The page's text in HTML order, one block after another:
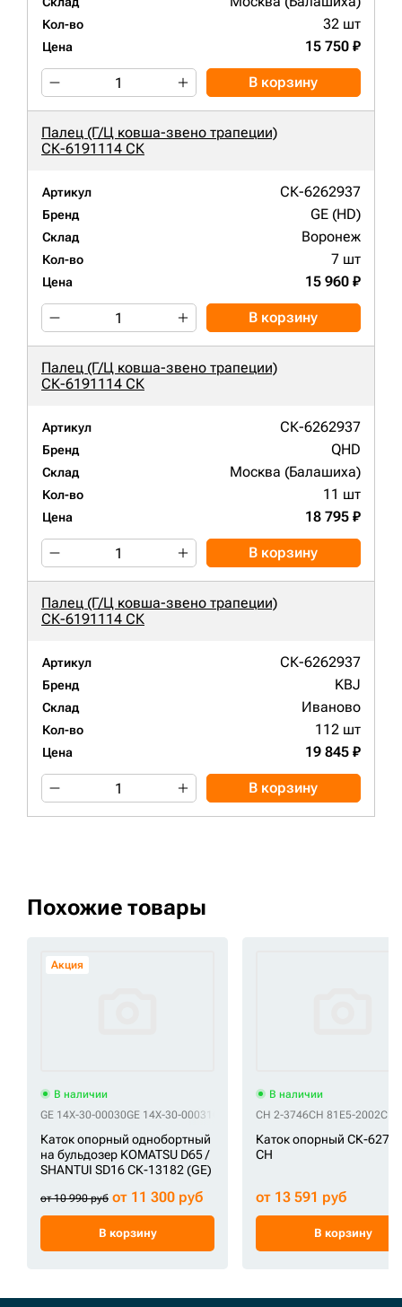
Кол-во 32 шт
Цена 15 750 ₽
В корзину
Палец (Г/Ц ковша-звено трапеции)
СК-6191114 СК
Артикул СК-6262937
Бренд GE (HD)
Склад Воронеж
Кол-во 7 шт
Цена 15 960 ₽
В корзину
Палец (Г/Ц ковша-звено трапеции)
СК-6191114 СК
Артикул СК-6262937
Бренд QHD
Склад Москва (Балашиха)
Кол-во 11 шт
Цена 18 795 ₽
В корзину
Палец (Г/Ц ковша-звено трапеции)
СК-6191114 СК
Артикул СК-6262937
Бренд KBJ
Склад Иваново
Кол-во 112 шт
Цена 19 845 ₽
В корзину
Похожие товары
Акция
В наличии
GE 14X-30-00030GE 14X-30-00031 GE 14X-30-00033GE 14X-30-00035
Каток опорный однобортный
на бульдозер KOMATSU D65 /
SHANTUI SD16 СК-13182 (GE)
от 10 990 руб от 11 300 руб
В корзину
В наличии
CH 2-3746CH 81E5-2002CH
Каток опорный СК-
CH
от 13 591 руб
В корзину